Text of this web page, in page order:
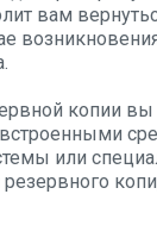
вам
копии
или